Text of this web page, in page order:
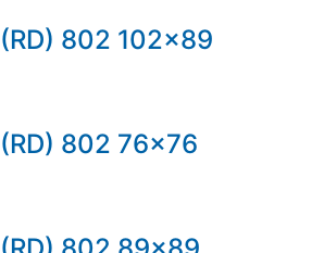
(RD) 802 102×89
(RD) 802 76×76